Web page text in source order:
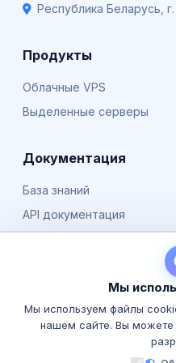
Республика Беларусь,
Продукты
Облачные VPS
Выделенные серверы
Документация
База знаний
API документация
О нас
Мы
Мы используем файлы
нашем сайте. Вы можете